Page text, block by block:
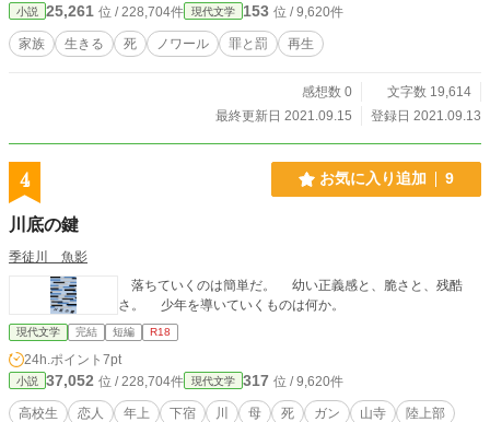
小説 25,261 位 / 228,704件 現代文学 153 位 / 9,620件
家族 生きる 死 ノワール 罪と罰 再生
感想数 0
文字数 19,614
最終更新日 2021.09.15
登録日 2021.09.13
4 お気に入り追加 9
川底の鍵
季徒川 魚影
落ちていくのは簡単だ。 幼い正義感と、脆さと、残酷
さ。 少年を導いていくものは何か。
現代文学 完結 短編 R18
24h.ポイント 7pt
小説 37,052 位 / 228,704件 現代文学 317 位 / 9,620件
高校生 恋人 年上 下宿 川 母 死 ガン 山寺 陸上部